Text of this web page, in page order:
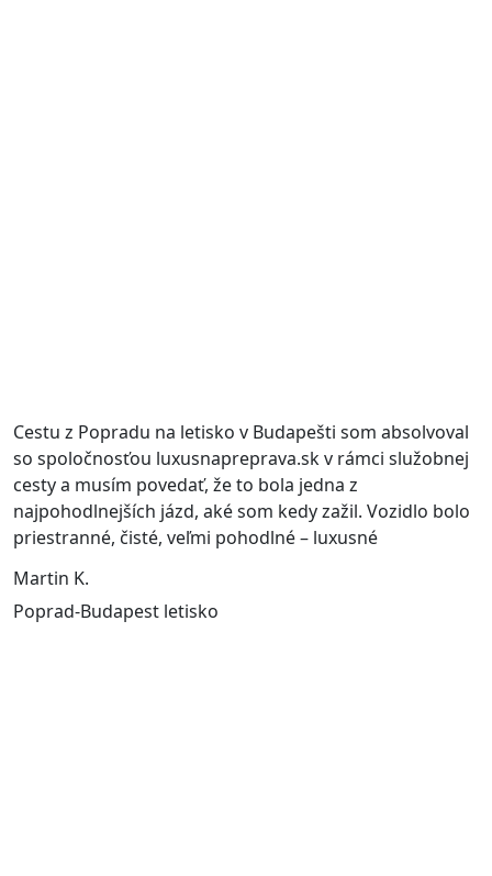
Cestu z Popradu na letisko v Budapešti som absolvoval
so spoločnosťou luxusnapreprava.sk v rámci služobnej
cesty a musím povedať, že to bola jedna z
najpohodlnejších jázd, aké som kedy zažil. Vozidlo bolo
priestranné, čisté, veľmi pohodlné – luxusné
Martin K.
Poprad-Budapest letisko